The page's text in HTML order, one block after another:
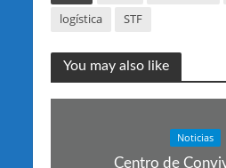
logística
STF
You may also like
Noticias
Centro de